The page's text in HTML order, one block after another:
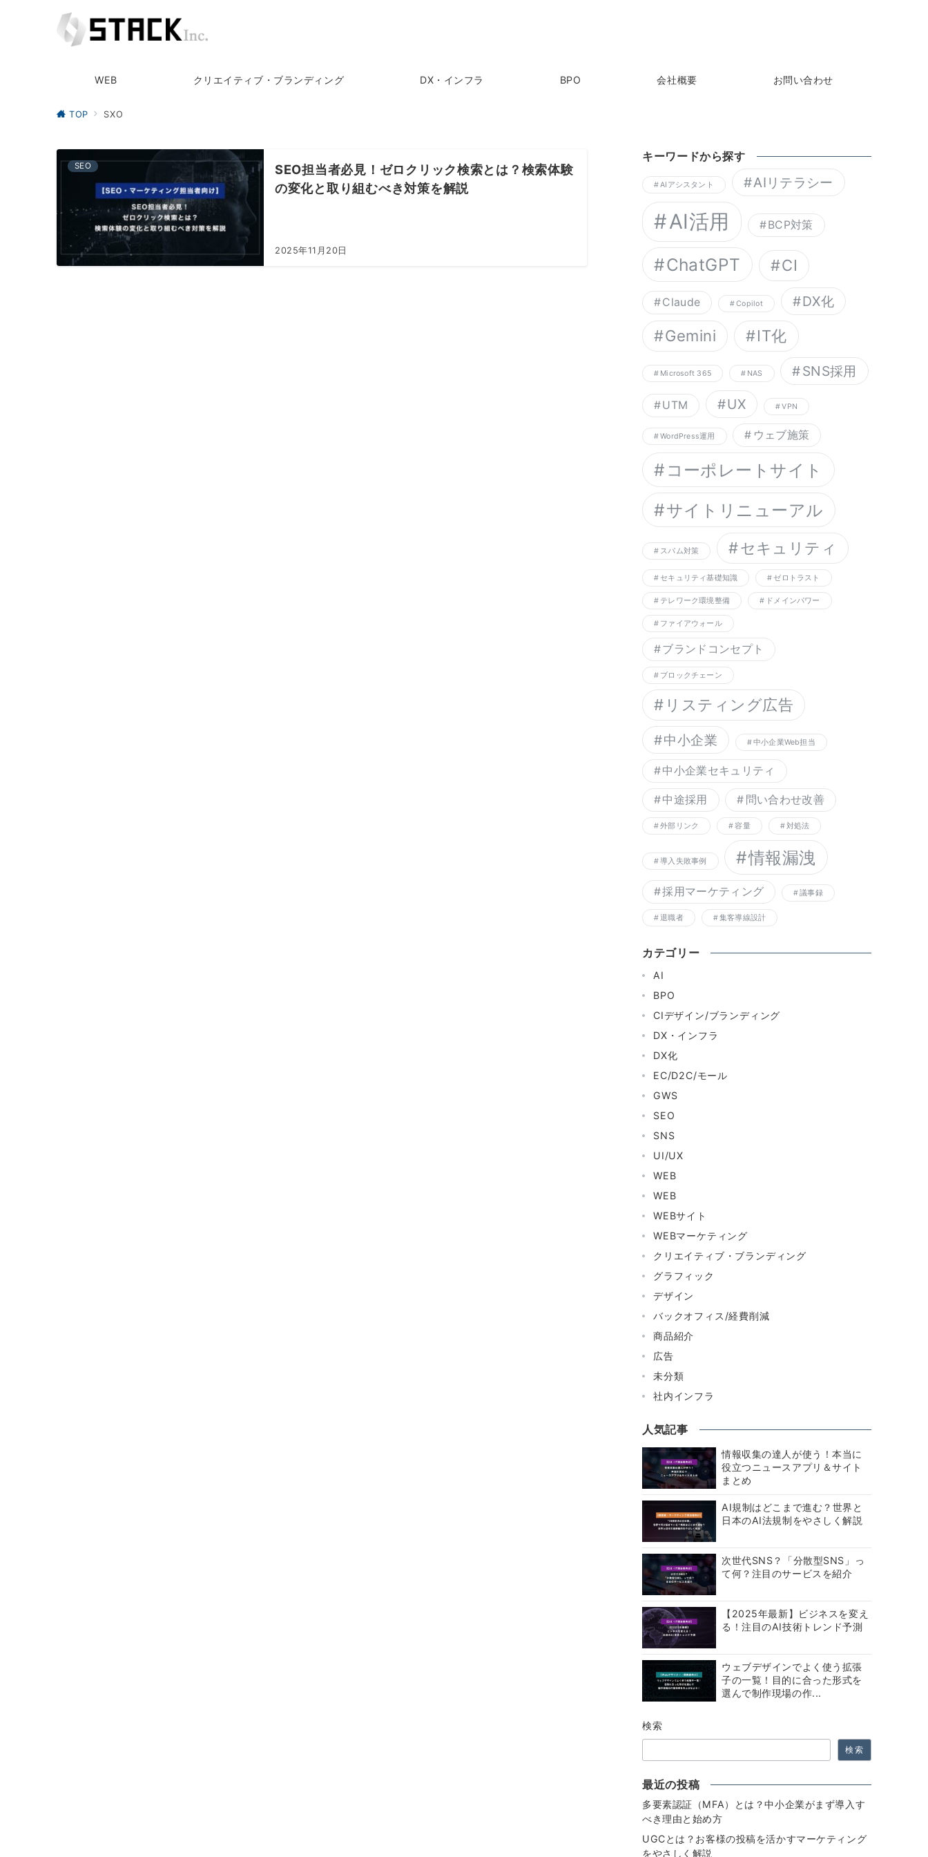
WEB クリエイティブ・ブランディング DX・インフラ BPO 会社概要 お問い合わせ
TOP SXO
SEO
SEO担当者必見！ゼロクリック検索とは？検索体験
の変化と取り組むべき対策を解説
2025年11月20日
キーワードから探す
AIアシスタント AIリテラシー
AI活用 BCP対策
ChatGPT CI
Claude Copilot DX化
Gemini IT化
Microsoft 365 NAS SNS採用
UTM UX VPN
WordPress運用 ウェブ施策
コーポレートサイト
サイトリニューアル
スパム対策 セキュリティ
セキュリティ基礎知識 ゼロトラスト
テレワーク環境整備 ドメインパワー
ファイアウォール
ブランドコンセプト
ブロックチェーン
リスティング広告
中小企業 中小企業Web担当
中小企業セキュリティ
中途採用 問い合わせ改善
外部リンク 容量 対処法
導入失敗事例 情報漏洩
採用マーケティング 議事録
退職者 集客導線設計
カテゴリー
AI
BPO
CIデザイン/ブランディング
DX・インフラ
DX化
EC/D2C/モール
GWS
SEO
SNS
UI/UX
WEB
WEB
WEBサイト
WEBマーケティング
クリエイティブ・ブランディング
グラフィック
デザイン
バックオフィス/経費削減
商品紹介
広告
未分類
社内インフラ
人気記事
情報収集の達人が使う！本当に
役立つニュースアプリ＆サイト
まとめ
AI規制はどこまで進む？世界と
日本のAI法規制をやさしく解説
次世代SNS？「分散型SNS」っ
て何？注目のサービスを紹介
【2025年最新】ビジネスを変え
る！注目のAI技術トレンド予測
ウェブデザインでよく使う拡張
子の一覧！目的に合った形式を
選んで制作現場の作...
検索
検索
最近の投稿
多要素認証（MFA）とは？中小企業がまず導入す
べき理由と始め方
UGCとは？お客様の投稿を活かすマーケティング
をやさしく解説